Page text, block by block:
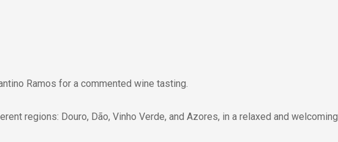
Ramos for a commented wine tasting.
regions: Douro, Dão, Vinho Verde, and Azores, in a relaxed and welcoming